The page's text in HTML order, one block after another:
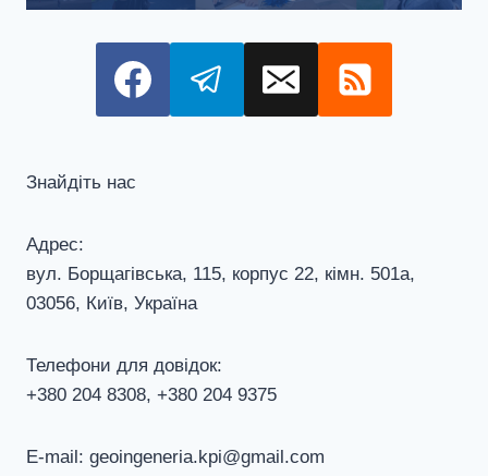
Знайдіть нас
Адрес:
вул. Борщагівська, 115, корпус 22, кiмн. 501а,
03056, Київ, Україна
Телефони для довiдок:
+380 204 8308, +380 204 9375
E-mail: geoingeneria.kpi@gmail.com